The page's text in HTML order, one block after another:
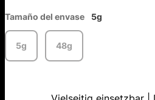
Tamaño del envase 5g
5g 48g